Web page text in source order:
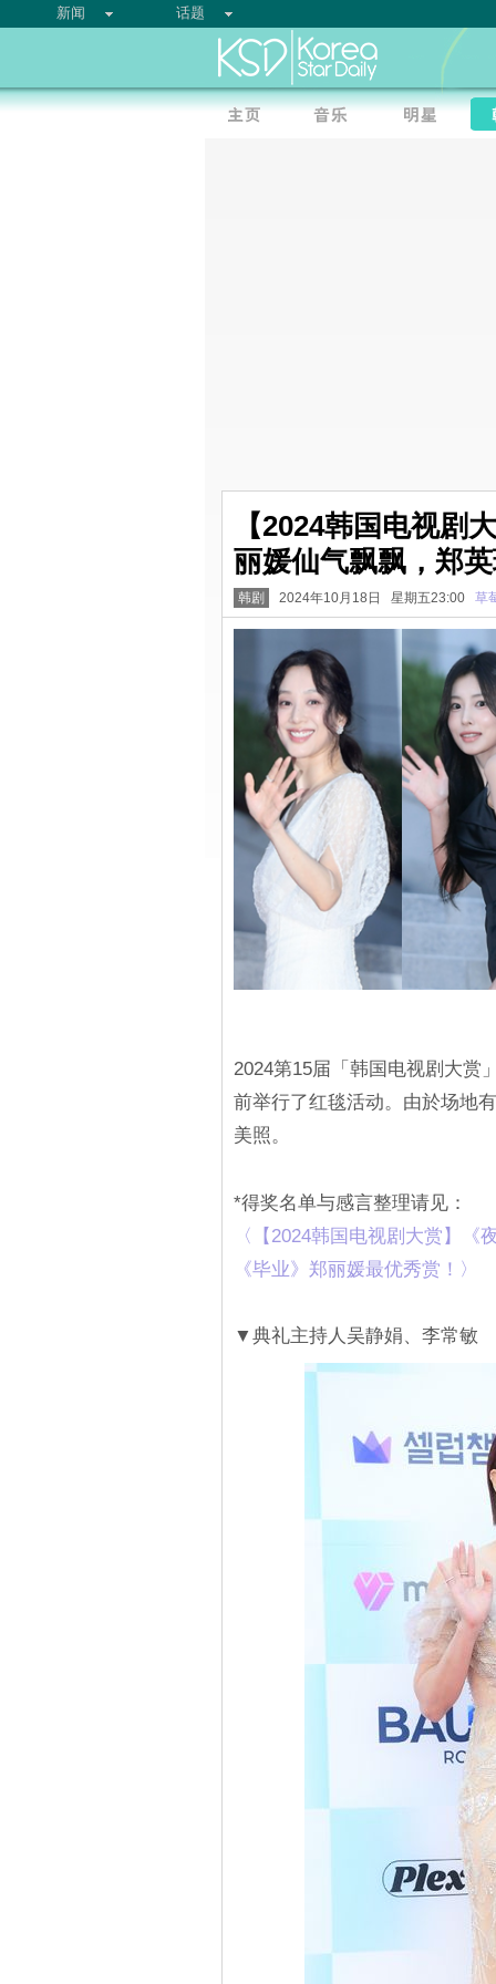
新闻 话题
【2024韩国电视剧
丽媛仙气飘飘，郑
韩剧 2024年10月18日 星期五23:00 草
2024第15届「韩国电视剧大赏
前举行了红毯活动。由於场地
美照。
*得奖名单与感言整理请见：
〈【2024韩国电视剧大赏】
《毕业》郑丽媛最优秀赏！〉‎
▼典礼主持人吴静娟、李常敏